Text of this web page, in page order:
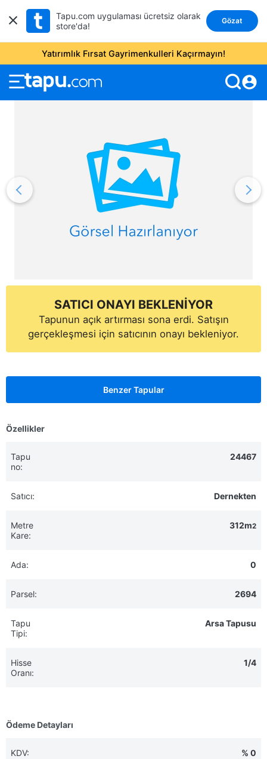
Tapu.com uygulaması ücretsiz olarak
store'da!
Gözat
Yatırımlık Fırsat Gayrimenkulleri Kaçırmayın!
account_circle
Özellikler
Tapu
no:
24467
Satıcı: Dernekten
Metre
Kare:
312m2
Ada: 0
Parsel: 2694
Tapu
Tipi:
Arsa Tapusu
Hisse
Oranı:
1/4
Ödeme Detayları
KDV: % 0
SATICI ONAYI BEKLENİYOR
Tapunun açık artırması sona erdi. Satışın
gerçekleşmesi için satıcının onayı bekleniyor.
Benzer Tapular